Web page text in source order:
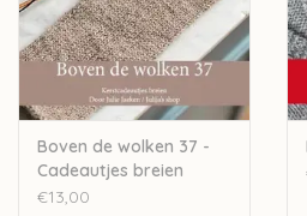
Boven de wolken 37 -
Cadeautjes breien
€13,00